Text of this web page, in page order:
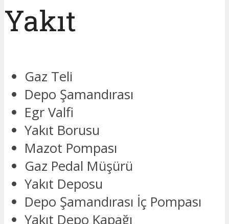
Yakıt
Gaz Teli
Depo Şamandırası
Egr Valfi
Yakıt Borusu
Mazot Pompası
Gaz Pedal Müşürü
Yakıt Deposu
Depo Şamandırası İç Pompası
Yakıt Depo Kapağı